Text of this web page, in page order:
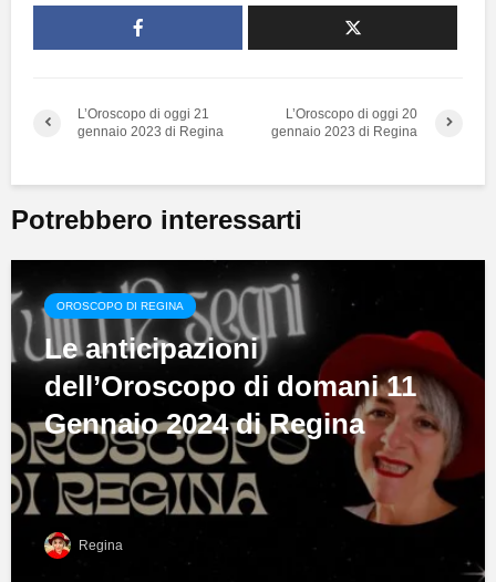
L’Oroscopo di oggi 21
gennaio 2023 di Regina
L’Oroscopo di oggi 20
gennaio 2023 di Regina
Potrebbero interessarti
OROSCOPO DI REGINA
Le anticipazioni
dell’Oroscopo di domani 11
Gennaio 2024 di Regina
Regina